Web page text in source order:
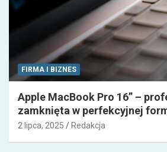
FIRMA I BIZNES
Apple MacBook Pro 16” –
zamknięta w perfekcyjnej
2 lipca, 2025 Redakcja